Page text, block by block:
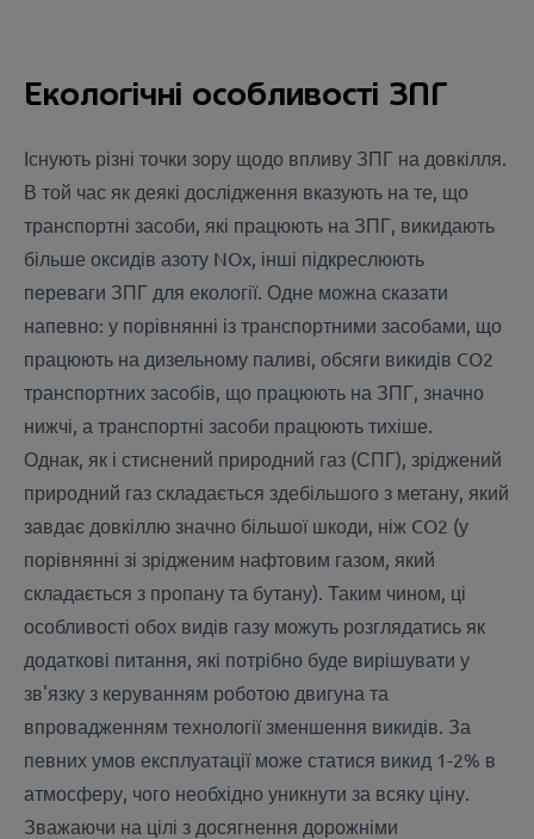
Екологічні особливості ЗПГ
Існують різні точки зору щодо впливу ЗПГ на довкілля.
В той час як деякі дослідження вказують на те, що
транспортні засоби, які працюють на ЗПГ, викидають
більше оксидів азоту NOx, інші підкреслюють
переваги ЗПГ для екології. Одне можна сказати
напевно: у порівнянні із транспортними засобами, що
працюють на дизельному паливі, обсяги викидів CO2
транспортних засобів, що працюють на ЗПГ, значно
нижчі, а транспортні засоби працюють тихіше.
Однак, як і стиснений природний газ (СПГ), зріджений
природний газ складається здебільшого з метану, який
завдає довкіллю значно більшої шкоди, ніж CO2 (у
порівнянні зі зрідженим нафтовим газом, який
складається з пропану та бутану). Таким чином, ці
особливості обох видів газу можуть розглядатись як
додаткові питання, які потрібно буде вирішувати у
зв'язку з керуванням роботою двигуна та
впровадженням технології зменшення викидів. За
певних умов експлуатації може статися викид 1-2% в
атмосферу, чого необхідно уникнути за всяку ціну.
Зважаючи на цілі з досягнення дорожніми